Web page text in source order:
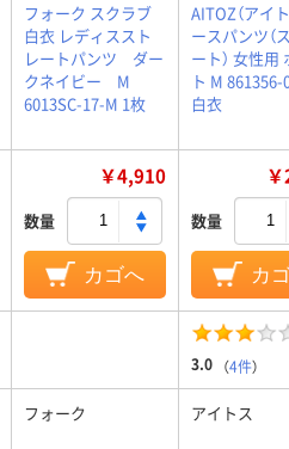
フォーク スクラブ
白衣 レディススト
レートパンツ ダー
クネイビー M
6013SC-17-M 1枚
AITOZ（アイ
ースパンツ（
ート） 女性用
ト M
白衣
￥4,910
数量
カゴへ
数量
カ
3.0 （4件）
フォーク アイトス